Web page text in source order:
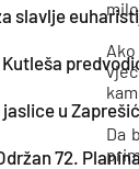
slavlje
jaslice u
72.
Da